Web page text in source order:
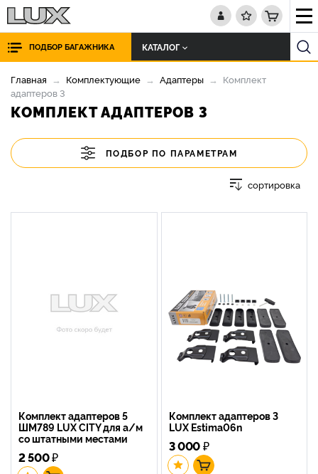
ПОДБОР БАГАЖНИКА КАТАЛОГ
Главная Комплектующие Адаптеры
Комплект
адаптеров 3
КОМПЛЕКТ АДАПТЕРОВ 3
ПОДБОР ПО ПАРАМЕТРАМ
сортировка
Комплект адаптеров 5
ШМ789 LUX CITY для а/м
со штатными местами
2 500₽
Комплект адаптеров 3
LUX Estima06n
3 000₽